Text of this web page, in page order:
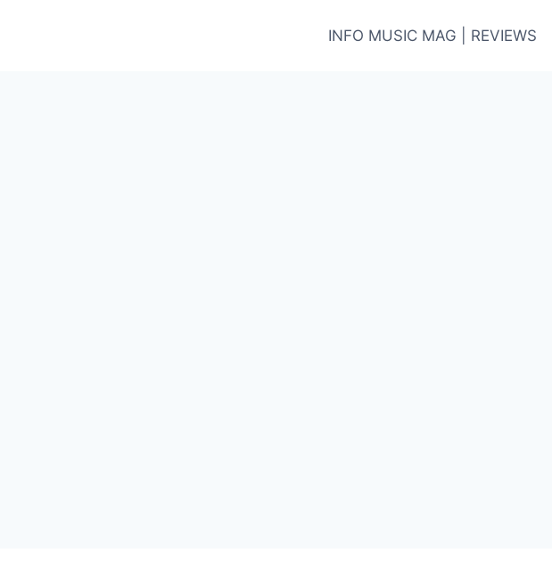
INFO MUSIC MAG | REVIEWS